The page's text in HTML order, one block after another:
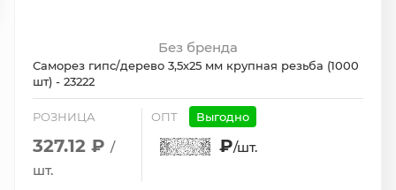
Без бренда
Саморез гипс/дерево 3,5х25 мм крупная резьба (1000
шт) - 23222
РОЗНИЦА
327.12 ₽ /
шт.
ОПТ Выгодно
₽/шт.